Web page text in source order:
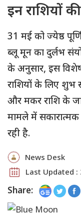
इन राशियों
31 मई को ज्येष्ठ
ब्लू मून का दुर्लभ
के अनुसार, इस
राशियों के लिए शुभ
और मकर राशि के
मामले में
रही है.
News Desk
Last Updated :
Share: